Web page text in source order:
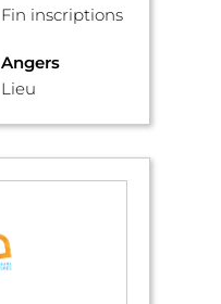
Fin inscriptions
Angers
Lieu